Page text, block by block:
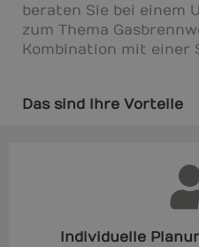
beraten Sie bei einem
zum Thema
Kombination mit einer
Das sind Ihre Vorteile
Individuelle